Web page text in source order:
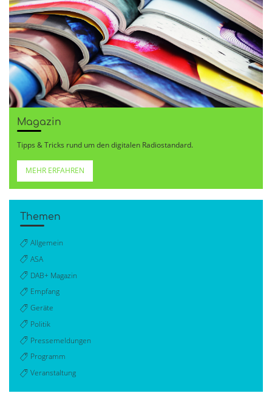
Magazin
Tipps & Tricks rund um den digitalen Radiostandard.
MEHR ERFAHREN
Themen
Allgemein
ASA
DAB+ Magazin
Empfang
Geräte
Politik
Pressemeldungen
Programm
Veranstaltung